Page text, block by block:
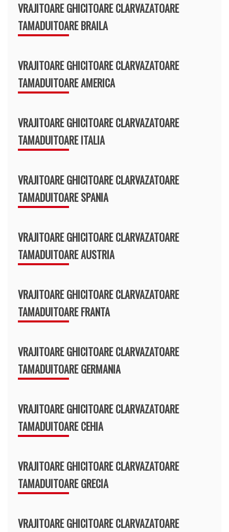
VRAJITOARE GHICITOARE CLARVAZATOARE
TAMADUITOARE BRAILA
VRAJITOARE GHICITOARE CLARVAZATOARE
TAMADUITOARE AMERICA
VRAJITOARE GHICITOARE CLARVAZATOARE
TAMADUITOARE ITALIA
VRAJITOARE GHICITOARE CLARVAZATOARE
TAMADUITOARE SPANIA
VRAJITOARE GHICITOARE CLARVAZATOARE
TAMADUITOARE AUSTRIA
VRAJITOARE GHICITOARE CLARVAZATOARE
TAMADUITOARE FRANTA
VRAJITOARE GHICITOARE CLARVAZATOARE
TAMADUITOARE GERMANIA
VRAJITOARE GHICITOARE CLARVAZATOARE
TAMADUITOARE CEHIA
VRAJITOARE GHICITOARE CLARVAZATOARE
TAMADUITOARE GRECIA
VRAJITOARE GHICITOARE CLARVAZATOARE